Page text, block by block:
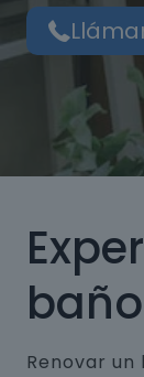
Renovar